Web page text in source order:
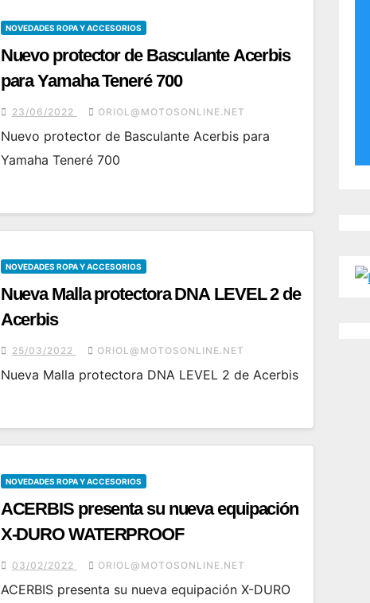
NOVEDADES ROPA Y ACCESORIOS
Nuevo protector de Basculante Acerbis
para Yamaha Teneré 700
23/06/2022 ORIOL@MOTOSONLINE.NET
Nuevo protector de Basculante Acerbis para
Yamaha Teneré 700
NOVEDADES ROPA Y ACCESORIOS
Nueva Malla protectora DNA LEVEL 2 de
Acerbis
25/03/2022 ORIOL@MOTOSONLINE.NET
Nueva Malla protectora DNA LEVEL 2 de Acerbis
NOVEDADES ROPA Y ACCESORIOS
ACERBIS presenta su nueva equipación
X-DURO WATERPROOF
03/02/2022 ORIOL@MOTOSONLINE.NET
ACERBIS presenta su nueva equipación X-DURO